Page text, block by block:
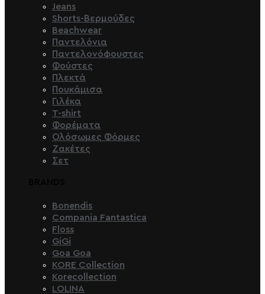
Jeans
Shorts-Βερμούδες
Beachwear
Παντελόνια
Παντελονόφουστες
Φούστες
Πλεκτά
Πουκάμισα
Γιλέκα
T-shirt
Φορέματα
Ολόσωμες Φόρμες
Ζακέτες
Σετ
Bonendis
Compania Fantastica
Floss
GiGi
Goa Goa
KORE Collection
Korecollection
LOLINA